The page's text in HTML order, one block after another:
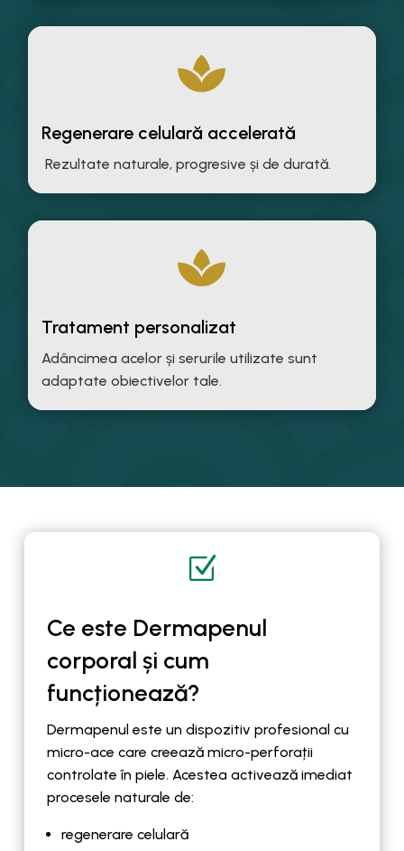

Regenerare celulară accelerată
Rezultate naturale, progresive și de durată.

Tratament personalizat
Adâncimea acelor și serurile utilizate sunt
adaptate obiectivelor tale.
Z
Ce este Dermapenul
corporal și cum
funcționează?
Dermapenul este un dispozitiv profesional cu
micro-ace care creează micro-perforații
controlate în piele. Acestea activează imediat
procesele naturale de:
regenerare celulară